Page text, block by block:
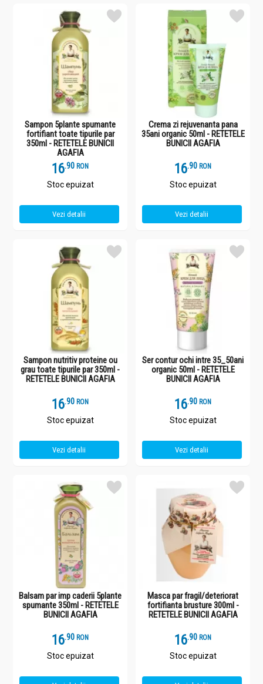
Sampon 5plante spumante
fortifiant toate tipurile par
350ml - RETETELE BUNICII
AGAFIA
16.9 RON
Stoc epuizat
Vezi detalii
Crema zi rejuvenanta pana
35ani organic 50ml - RETETELE
BUNICII AGAFIA
16.9 RON
Stoc epuizat
Vezi detalii
Sampon nutritiv proteine ou
grau toate tipurile par 350ml -
RETETELE BUNICII AGAFIA
16.9 RON
Stoc epuizat
Vezi detalii
Ser contur ochi intre 35_50ani
organic 50ml - RETETELE
BUNICII AGAFIA
16.9 RON
Stoc epuizat
Vezi detalii
Balsam par imp caderii 5plante
spumante 350ml - RETETELE
BUNICII AGAFIA
16.9 RON
Stoc epuizat
Masca par fragil/deteriorat
fortifianta brusture 300ml -
RETETELE BUNICII AGAFIA
16.9 RON
Stoc epuizat